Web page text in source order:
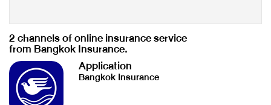
2 channels of online insurance service
from Bangkok Insurance.
Application
Bangkok Insurance